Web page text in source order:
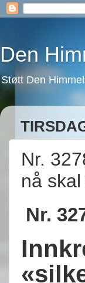
Den
Støtt Den
Nr.
nå
Nr.